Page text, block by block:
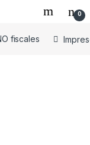
0
fiscales